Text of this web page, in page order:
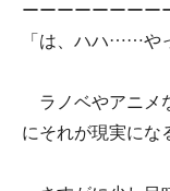
ーーーーーーーー
「は、ハハ……や
ラノベやアニメ
にそれが現実にな